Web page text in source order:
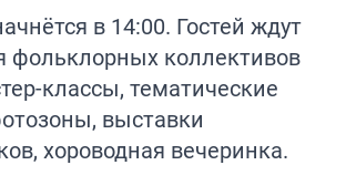
в 14:00. Гостей ждут
фольклорных коллективов
классы, тематические
выставки
хороводная вечеринка.